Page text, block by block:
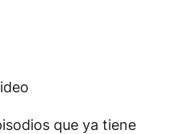
que ya tiene